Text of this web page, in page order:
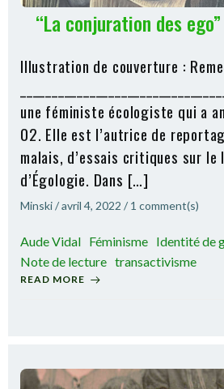
“La conjuration des
Illustration de couverture :
une féministe écologiste qui a
02. Elle est l’autrice de
malais, d’essais critiques sur
d’Égologie. Dans […]
Minski/avril 4, 2022 / 1 comment(s)
Aude Vidal Féminisme Identité de
Note de lecture transactivisme
READ MORE